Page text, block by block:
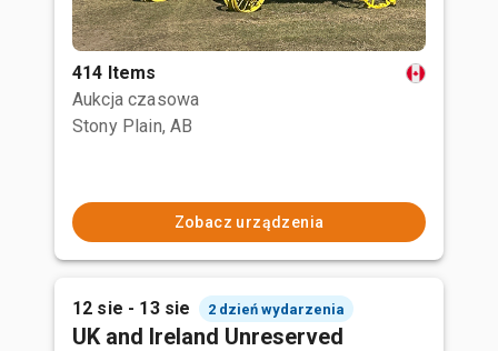
414 Items
Aukcja czasowa
Stony Plain, AB
Zobacz urządzenia
12 sie - 13 sie 2 dzień wydarzenia
UK and Ireland Unreserved